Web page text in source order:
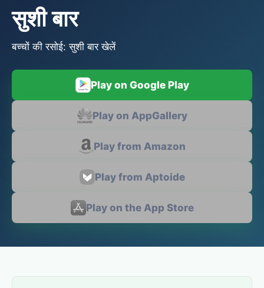
सुशी बार
बच्चों की रसोई: सुशी बार खेलें
Play on Google Play
Play on AppGallery
Play from Amazon
Play from Aptoide
Play on the App Store